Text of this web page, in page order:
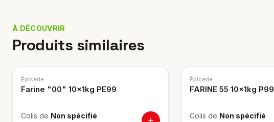
À DÉCOUVRIR
Produits similaires
Épicerie
Farine "00" 10x1kg PE99
Colis de Non spécifié
Épicerie
FARINE 55 10x1kg P99
Colis de Non spécifié